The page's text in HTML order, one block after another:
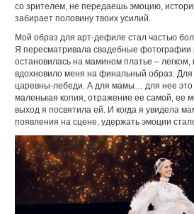
со зрителем, не передаешь эмоцию,
забирает половину твоих усилий.
Мой образ для арт-дефиле стал частью
Я пересматривала свадебные фотографии
остановилась на мамином платье –
вдохновило меня на финальный образ.
царевны-лебеди. А для мамы… для нее это
маленькая копия, отражение ее самой, ее
выход я посвятила ей. И когда я увидела
появления на сцене, удержать эмоции